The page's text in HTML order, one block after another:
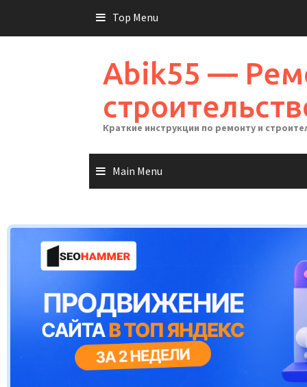
Top Menu
Abik55 —
Краткие инструкции по ремонту и
Main Menu